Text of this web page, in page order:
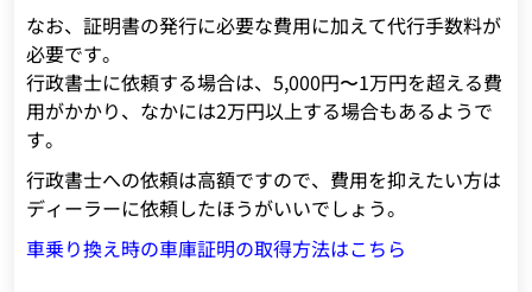
なお、証明書の発行に必要な費用に加えて代行手数料が
必要です。
行政書士に依頼する場合は、5,000円〜1万円を超える費
用がかかり、なかには2万円以上する場合もあるようで
す。
行政書士への依頼は高額ですので、費用を抑えたい方は
ディーラーに依頼したほうがいいでしょう。
車乗り換え時の車庫証明の取得方法はこちら